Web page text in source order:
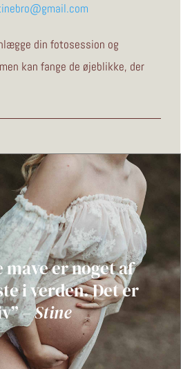
din fotosession og
kan fange de øjeblikke, der
mave er noget af
i verden. Det er
–Stine